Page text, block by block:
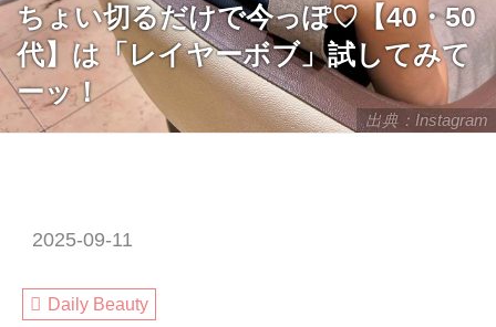
出典：Instagram
ちょい切るだけで今っぽ♡【40・50
代】は「レイヤーボブ」試してみて
ーッ！
2025-09-11
Daily Beauty